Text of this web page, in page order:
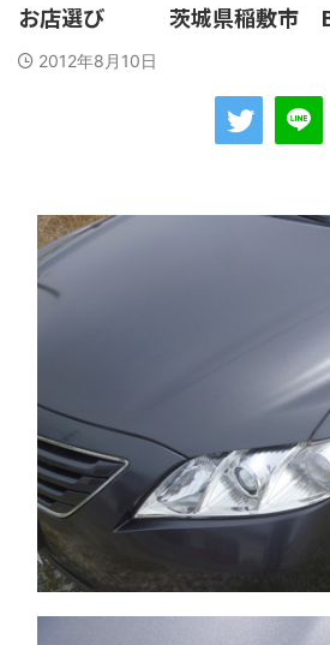
お店選び 茨城県稲敷市
2012年8月10日